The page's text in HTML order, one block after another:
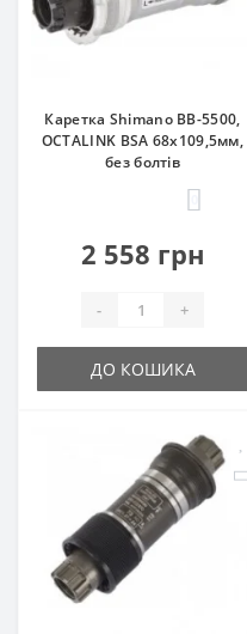
Каретка Shimano BB-5500,
OCTALINK BSA 68x109,5мм,
без болтів
2 558 грн
- +
ДО КОШИКА